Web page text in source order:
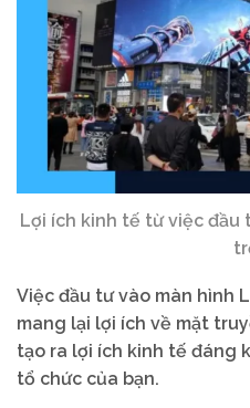
Lợi ích kinh tế từ việc đầu
Việc đầu tư vào màn hình
mang lại lợi ích về mặt
tạo ra lợi ích kinh tế đáng
tổ chức của bạn.